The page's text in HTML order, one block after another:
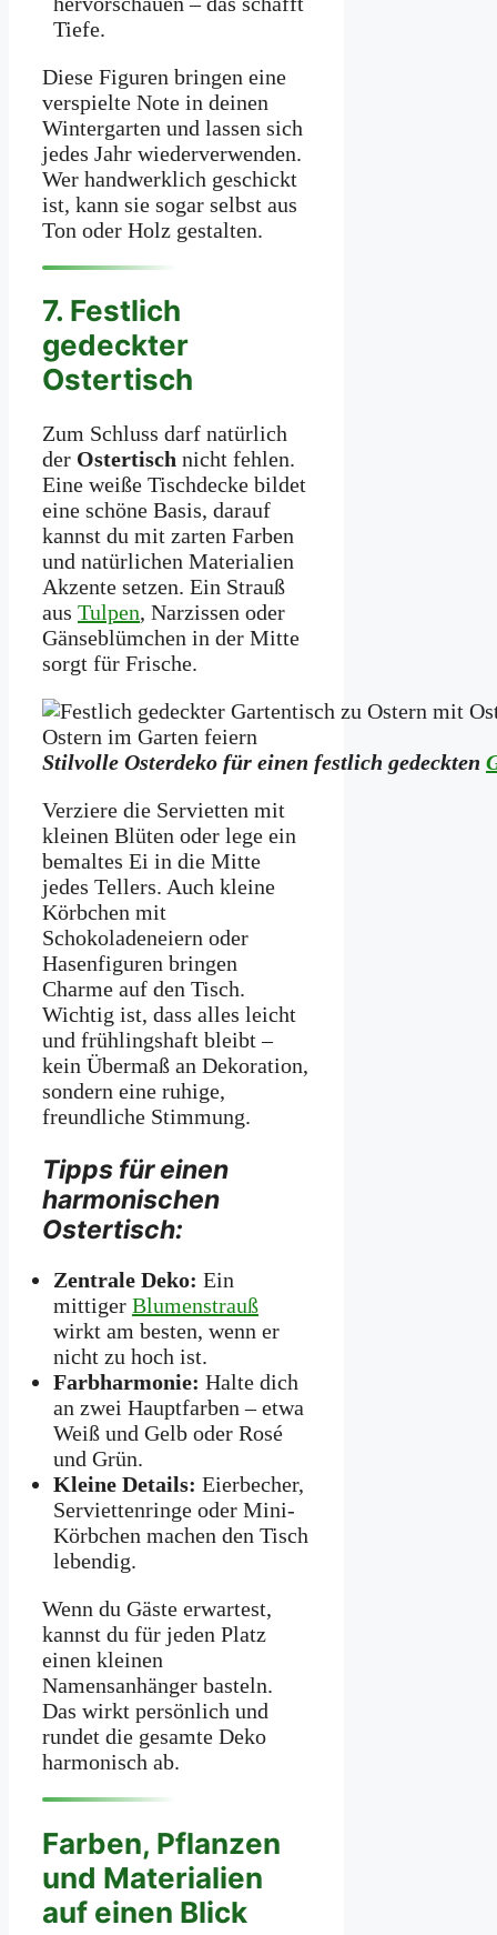
Tiefe.
Diese Figuren bringen eine
verspielte Note in deinen
Wintergarten und lassen sich
jedes Jahr wiederverwenden.
Wer handwerklich geschickt
ist, kann sie sogar selbst aus
Ton oder Holz gestalten.
7. Festlich
gedeckter
Ostertisch
Zum Schluss darf natürlich
der Ostertisch nicht fehlen.
Eine weiße Tischdecke bildet
eine schöne Basis, darauf
kannst du mit zarten Farben
und natürlichen Materialien
Akzente setzen. Ein Strauß
aus Tulpen, Narzissen oder
Gänseblümchen in der Mitte
sorgt für Frische.
Stilvolle Osterdeko für einen festlich gedeckten
Verziere die Servietten mit
kleinen Blüten oder lege ein
bemaltes Ei in die Mitte
jedes Tellers. Auch kleine
Körbchen mit
Schokoladeneiern oder
Hasenfiguren bringen
Charme auf den Tisch.
Wichtig ist, dass alles leicht
und frühlingshaft bleibt –
kein Übermaß an Dekoration,
sondern eine ruhige,
freundliche Stimmung.
Tipps für einen
harmonischen
Ostertisch:
Zentrale Deko: Ein
mittiger Blumenstrauß
wirkt am besten, wenn er
nicht zu hoch ist.
Farbharmonie: Halte dich
an zwei Hauptfarben – etwa
Weiß und Gelb oder Rosé
und Grün.
Kleine Details: Eierbecher,
Serviettenringe oder Mini-
Körbchen machen den Tisch
lebendig.
Wenn du Gäste erwartest,
kannst du für jeden Platz
einen kleinen
Namensanhänger basteln.
Das wirkt persönlich und
rundet die gesamte Deko
harmonisch ab.
Farben, Pflanzen
und Materialien
auf einen Blick